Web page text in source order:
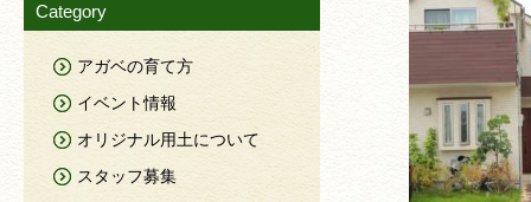
Category
アガベの育て方
イベント情報
オリジナル用土について
スタッフ募集